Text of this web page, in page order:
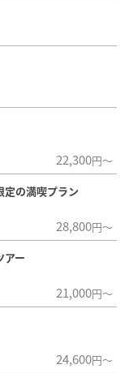
22,300円～
定の満喫プラン
28,800円～
アー
21,000円～
24,600円～